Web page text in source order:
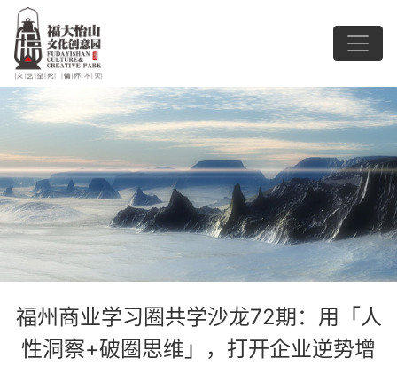
福州商业学习圈共学沙龙72期：用「人
性洞察+破圈思维」，打开企业逆势增